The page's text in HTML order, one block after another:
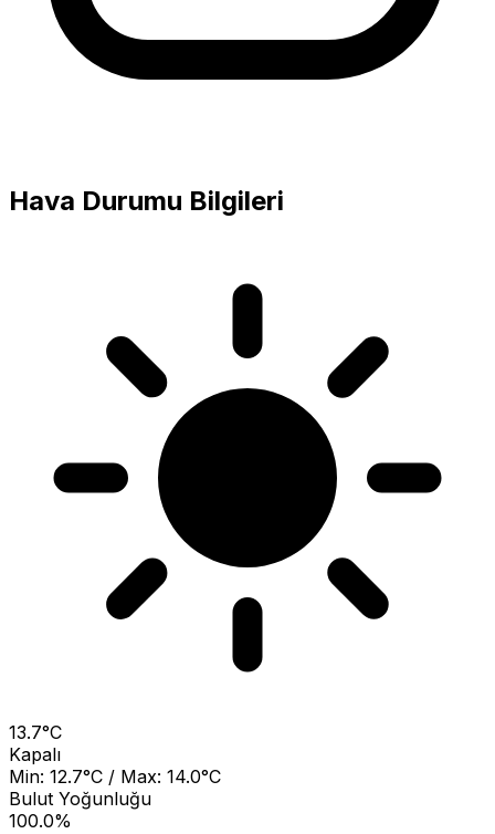
Hava Durumu Bilgileri
13.7°C
Kapalı
Min: 12.7°C / Max: 14.0°C
Bulut Yoğunluğu
100.0%